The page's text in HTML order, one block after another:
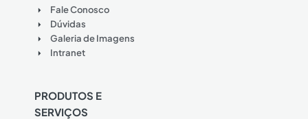
Fale Conosco
Dúvidas
Galeria de Imagens
Intranet
PRODUTOS E
SERVIÇOS